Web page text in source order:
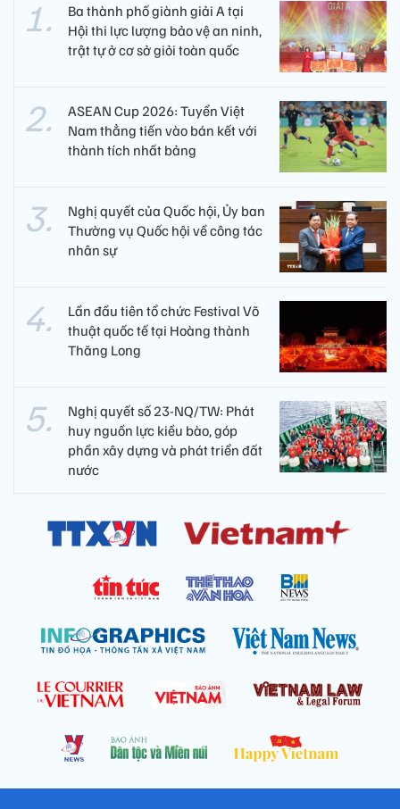
Ba thành phố giành giải A tại
Hội thi lực lượng bảo vệ an ninh,
trật tự ở cơ sở giỏi toàn quốc
ASEAN Cup 2026: Tuyển Việt
Nam thẳng tiến vào bán kết với
thành tích nhất bảng
Nghị quyết của Quốc hội, Ủy ban
Thường vụ Quốc hội về công tác
nhân sự
Lần đầu tiên tổ chức Festival Võ
thuật quốc tế tại Hoàng thành
Thăng Long
Nghị quyết số 23-NQ/TW: Phát
huy nguồn lực kiều bào, góp
phần xây dựng và phát triển đất
nước